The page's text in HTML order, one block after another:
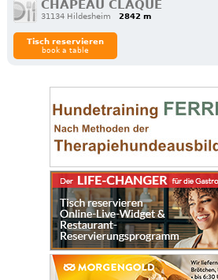
CHAPEAU CLAQUE
31134 Hildesheim 2842 m
Tisch reservieren
book a table